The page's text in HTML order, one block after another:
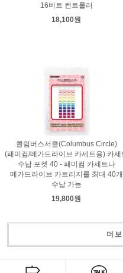
16비트 컨트롤러
18,100원
콜럼버스서클(Columbus Circle)
(패미컴/메가드라이브 카세트용) 카세
수납 포켓 40 - 패미컴 카세트나
메가드라이브 카트리지를 최대 40개
수납 가능
19,800원
더